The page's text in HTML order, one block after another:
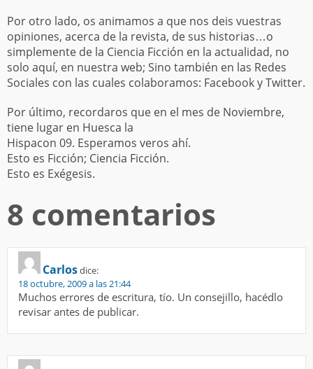
Por otro lado, os animamos a que nos deis vuestras
opiniones, acerca de la revista, de sus historias…o
simplemente de la Ciencia Ficción en la actualidad, no
solo aquí, en nuestra web; Sino también en las Redes
Sociales con las cuales colaboramos: Facebook y Twitter.
Por último, recordaros que en el mes de Noviembre,
tiene lugar en Huesca la
Hispacon 09. Esperamos veros ahí.
Esto es Ficción; Ciencia Ficción.
Esto es Exégesis.
8 comentarios
Carlosdice:
18 octubre, 2009 a las 21:44
Muchos errores de escritura, tío. Un consejillo, hacédlo
revisar antes de publicar.